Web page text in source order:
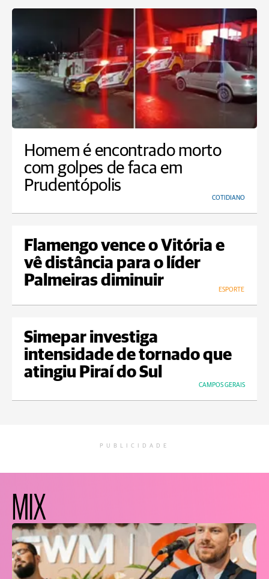
Homem é encontrado morto
com golpes de faca em
Prudentópolis
COTIDIANO
Flamengo vence o Vitória e
vê distância para o líder
Palmeiras diminuir
ESPORTE
Simepar investiga
intensidade de tornado que
atingiu Piraí do Sul
CAMPOS GERAIS
PUBLICIDADE
MIX